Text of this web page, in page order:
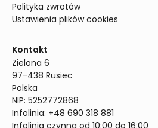
Polityka zwrotów
Ustawienia plików cookies
Kontakt
Zielona 6
97-438 Rusiec
Polska
NIP: 5252772868
Infolinia: +48 690 318 881
Infolinia czynna od 10:00 do 16:00